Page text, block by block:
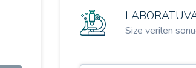
Size verilen